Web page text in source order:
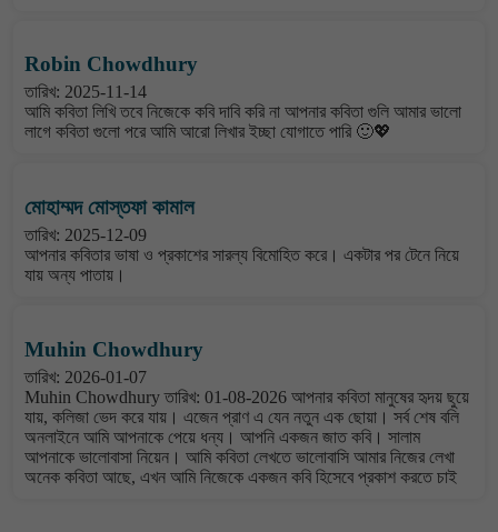
Robin Chowdhury
তারিখ: 2025-11-14
আমি কবিতা লিখি তবে নিজেকে কবি দাবি করি না আপনার কবিতা গুলি আমার ভালো
লাগে কবিতা গুলো পরে আমি আরো লিখার ইচ্ছা যোগাতে পারি 🙂💖
মোহাম্মদ মোস্তফা কামাল
তারিখ: 2025-12-09
আপনার কবিতার ভাষা ও প্রকাশের সারল্য বিমোহিত করে। একটার পর টেনে নিয়ে
যায় অন্য পাতায়।
Muhin Chowdhury
তারিখ: 2026-01-07
Muhin Chowdhury তারিখ: 01-08-2026 আপনার কবিতা মানুষের হৃদয় ছুয়ে
যায়, কলিজা ভেদ করে যায়। এজেন প্রাণ এ যেন নতুন এক ছোয়া। সর্ব শেষ বলি
অনলাইনে আমি আপনাকে পেয়ে ধন্য। আপনি একজন জাত কবি। সালাম
আপনাকে ভালোবাসা নিয়েন। আমি কবিতা লেখতে ভালোবাসি আমার নিজের লেখা
অনেক কবিতা আছে, এখন আমি নিজেকে একজন কবি হিসেবে প্রকাশ করতে চাই